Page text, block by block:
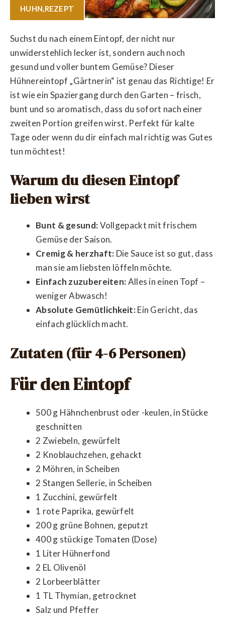
HUHN,REZEPT
Suchst du nach einem Eintopf, der nicht nur
unwiderstehlich lecker ist, sondern auch noch
gesund und voller buntem Gemüse? Dieser
Hühnereintopf „Gärtnerin“ ist genau das Richtige! Er
ist wie ein Spaziergang durch den Garten – frisch,
bunt und so aromatisch, dass du sofort nach einer
zweiten Portion greifen wirst. Perfekt für kalte
Tage oder wenn du dir einfach mal richtig was Gutes
tun möchtest!
Warum du diesen Eintopf
lieben wirst
Bunt & gesund:Vollgepackt mit frischem
Gemüse der Saison.
Cremig & herzhaft: Die Sauce ist so gut, dass
man sie am liebsten löffeln möchte.
Einfach zuzubereiten:Alles in einen Topf –
weniger Abwasch!
Absolute Gemütlichkeit:Ein Gericht, das
einfach glücklich macht.
Zutaten (für 4-6 Personen)
Für den Eintopf
500 g Hähnchenbrust oder -keulen, in Stücke
geschnitten
2 Zwiebeln, gewürfelt
2 Knoblauchzehen, gehackt
2 Möhren, in Scheiben
2 Stangen Sellerie, in Scheiben
1 Zucchini, gewürfelt
1 rote Paprika, gewürfelt
200 g grüne Bohnen, geputzt
400 g stückige Tomaten (Dose)
1 Liter Hühnerfond
2 EL Olivenöl
2 Lorbeerblätter
1 TL Thymian, getrocknet
Salz und Pfeffer